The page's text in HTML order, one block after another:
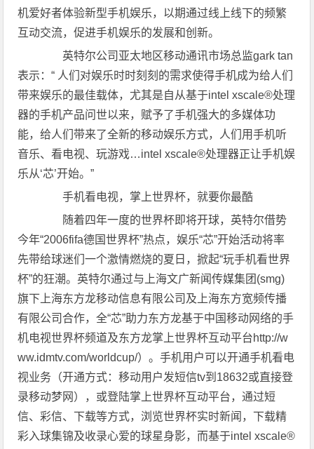
机爱好者体验新型手机娱乐，以期通过线上线下的频繁
互动交流，促进手机娱乐的发展和创新。
英特尔公司亚太地区移动通讯市场总监gark tan
表示：“ 人们对娱乐时时刻刻的需求使得手机成为给人们
带来娱乐的最佳载体，尤其是自从基于intel xscale®处理
器的手机产品问世以来，赋予了手机强大的多媒体功
能，给人们带来了全新的移动娱乐方式，人们用手机听
音乐、看电视、玩游戏…intel xscale®处理器正让手机娱
乐从‘芯’开始。”
手机看电视，掌上世界杯，就要你最酷
随着四年一度的世界杯即将开球，英特尔借势
今年“2006fifa德国世界杯”热点，娱乐“芯”开始活动将率
先带给球迷们一个激情燃烧的夏日，掀起“玩手机看世界
杯”的狂潮。英特尔通过与上海文广新闻传媒集团(smg)
旗下上海东方龙移动信息有限公司及上海东方宽频传播
有限公司合作，全“芯”助力东方龙基于中国移动网络的手
机电视世界杯频道及东方龙掌上世界杯互动平台http://w
ww.idmtv.com/worldcup/）。手机用户可以开通手机看电
视业务（开通方式：移动用户发短信tv到18632或直接登
录移动梦网），或登陆掌上世界杯互动平台，通过短
信、彩信、下载等方式，浏览世界杯实时新闻，下载精
彩入球集锦及收录心爱的球星身影，而基于intel xscale®